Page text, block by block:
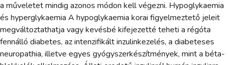
a műveletet mindig azonos módon kell végezni. Hypoglykaemia
és hyperglykaemia A hypoglykaemia korai figyelmeztető jeleit
megváltoztathatja vagy kevésbé kifejezetté teheti a régóta
fennálló diabetes, az intenzifikált inzulinkezelés, a diabeteses
neuropathia, illetve egyes gyógyszerkészítmények, mint a béta-